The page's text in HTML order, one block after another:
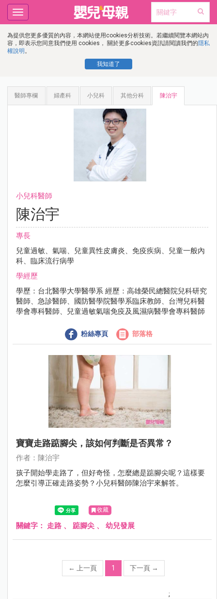
為提供您更多優質的內容，本網站使用cookies分析技術。若繼續閱覽本網站內
容，即表示您同意我們使用 cookies， 關於更多cookies資訊請閱讀我們的隱私
權說明 。
我知道了
Toggle
navigation
醫師專欄 婦產科 小兒科 其他分科 陳治宇
小兒科醫師
陳治宇
專長
兒童過敏、氣喘、兒童異性皮膚炎、免疫疾病、兒童一般內
科、臨床流行病學
學經歷
學歷：台北醫學大學醫學系 經歷：高雄榮民總醫院兒科研究
醫師、急診醫師、國防醫學院醫學系臨床教師、台灣兒科醫
學會專科醫師、兒童過敏氣喘免疫及風濕病醫學會專科醫師
粉絲專頁 部落格
寶寶走路踮腳尖，該如何判斷是否異常？
作者：陳治宇
孩子開始學走路了，但好奇怪，怎麼總是踮腳尖呢？這樣要
怎麼引導正確走路姿勢？小兒科醫師陳治宇來解答。
收藏
關鍵字： 走路 、 踮腳尖 、 幼兒發展
← 上一頁 1 下一頁 →
;